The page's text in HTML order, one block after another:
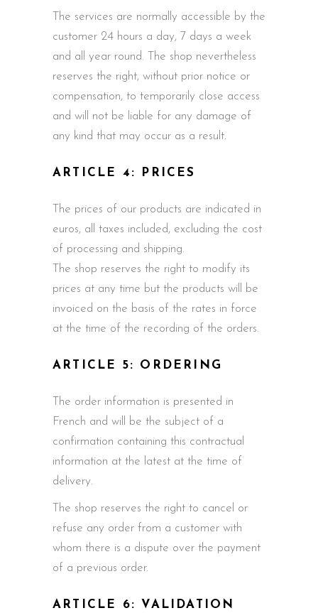
The services are normally accessible by the
customer 24 hours a day, 7 days a week
and all year round. The shop nevertheless
reserves the right, without prior notice or
compensation, to temporarily close access
and will not be liable for any damage of
any kind that may occur as a result.
ARTICLE 4: PRICES
The prices of our products are indicated in
euros, all taxes included, excluding the cost
of processing and shipping.
The shop reserves the right to modify its
prices at any time but the products will be
invoiced on the basis of the rates in force
at the time of the recording of the orders.
ARTICLE 5: ORDERING
The order information is presented in
French and will be the subject of a
confirmation containing this contractual
information at the latest at the time of
delivery.
The shop reserves the right to cancel or
refuse any order from a customer with
whom there is a dispute over the payment
of a previous order.
ARTICLE 6: VALIDATION